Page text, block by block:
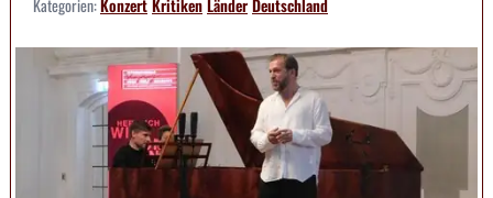
Kategorien:KonzertKritikenLänderDeutschland